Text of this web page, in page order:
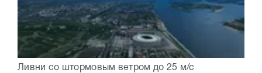
Ливни со штормовым ветром до 25 м/с